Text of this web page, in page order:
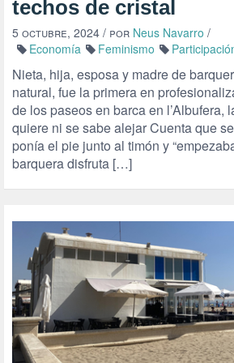
techos de cristal
5 octubre, 2024 / por Neus Navarro /
Economía
Feminismo
Nieta, hija, esposa y madre de
natural, fue la primera en
de los paseos en barca en l’Albufera,
quiere ni se sabe alejar Cuenta que
ponía el pie junto al timón y
barquera disfruta […]